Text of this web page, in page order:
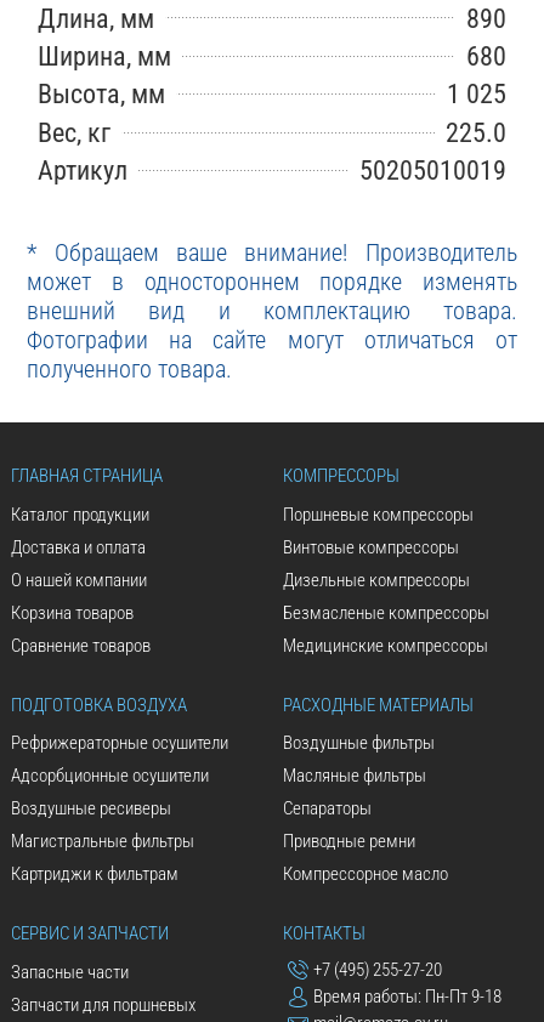
Длина, мм
890
Ширина, мм
680
Высота, мм
1 025
Вес, кг
225.0
Артикул
50205010019
* Обращаем ваше внимание! Производитель
может в одностороннем порядке изменять
внешний вид и комплектацию товара.
Фотографии на сайте могут отличаться от
полученного товара.
ГЛАВНАЯ СТРАНИЦА
Каталог продукции
Доставка и оплата
О нашей компании
Корзина товаров
Сравнение товаров
КОМПРЕССОРЫ
Поршневые компрессоры
Винтовые компрессоры
Дизельные компрессоры
Безмасленые компрессоры
Медицинские компрессоры
ПОДГОТОВКА ВОЗДУХА
Рефрижераторные осушители
Адсорбционные осушители
Воздушные ресиверы
Магистральные фильтры
Картриджи к фильтрам
РАСХОДНЫЕ МАТЕРИАЛЫ
Воздушные фильтры
Масляные фильтры
Сепараторы
Приводные ремни
Компрессорное масло
СЕРВИС И ЗАПЧАСТИ
Запасные части
Запчасти для поршневых
КОНТАКТЫ
+7 (495) 255-27-20
Время работы: Пн-Пт 9-18